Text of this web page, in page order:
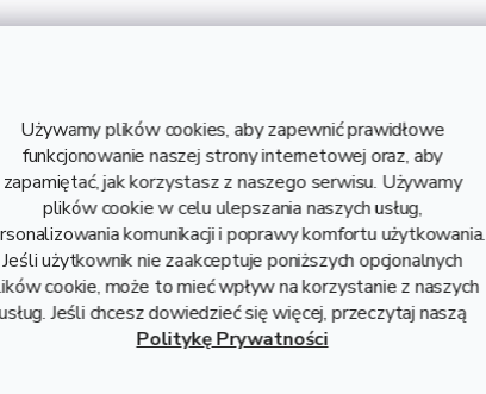
Używamy plików cookies, aby zapewnić prawidłowe
funkcjonowanie naszej strony internetowej oraz, aby
zapamiętać, jak korzystasz z naszego serwisu. Używamy
plików cookie w celu ulepszania naszych usług,
komunikacji i poprawy komfortu użytkowania.
Jeśli użytkownik nie zaakceptuje poniższych opcjonalnych
cookie, może to mieć wpływ na korzystanie z naszych
Jeśli chcesz dowiedzieć się więcej, przeczytaj naszą
Politykę Prywatności
wykonania
wolnostojących lub altanach.
i śniegu